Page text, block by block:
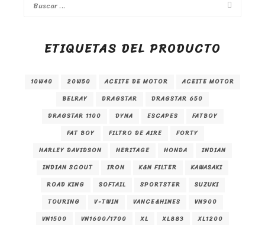
ETIQUETAS DEL PRODUCTO
10W40 20W50 ACEITE DE MOTOR
ACEITE MOTOR
BELRAY
DRAGSTAR
DRAGSTAR 650
DRAGSTAR 1100
DYNA ESCAPES
FATBOY
FAT BOY
FILTRO DE AIRE
FORTY
HARLEY DAVIDSON
HERITAGE HONDA
INDIAN
INDIAN SCOUT
IRON K&N FILTER
KAWASAKI
ROAD KING
SOFTAIL SPORTSTER
SUZUKI
TOURING
V-TWIN VANCE&HINES
VN900
VN1500
VN1600/1700 XL XL883
XL1200